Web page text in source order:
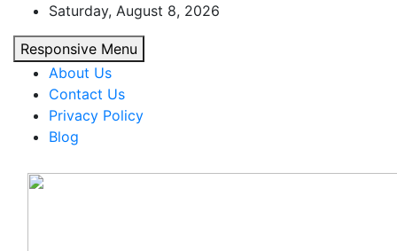
content
Saturday, August 8, 2026
Responsive Menu
About Us
Contact Us
Privacy Policy
Blog